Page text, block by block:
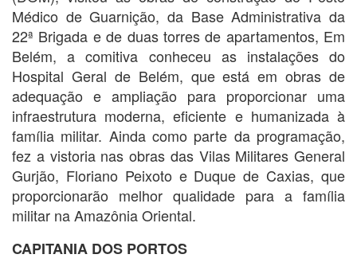
Médico de Guarnição, da Base Administrativa da
22ª Brigada e de duas torres de apartamentos, Em
Belém, a comitiva conheceu as instalações do
Hospital Geral de Belém, que está em obras de
adequação e ampliação para proporcionar uma
infraestrutura moderna, eficiente e humanizada à
família militar. Ainda como parte da programação,
fez a vistoria nas obras das Vilas Militares General
Gurjão, Floriano Peixoto e Duque de Caxias, que
proporcionarão melhor qualidade para a família
militar na Amazônia Oriental.
CAPITANIA DOS PORTOS